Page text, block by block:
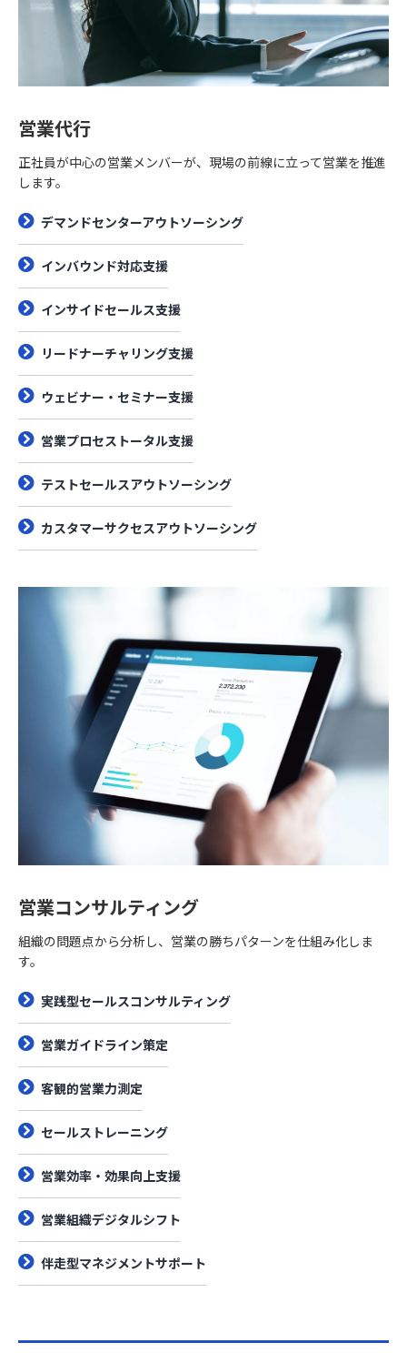
営業代行
正社員が中心の営業メンバーが、現場の前線に立って営業を推進
します。
デマンドセンターアウトソーシング
インバウンド対応支援
インサイドセールス支援
リードナーチャリング支援
ウェビナー・セミナー支援
営業プロセストータル支援
テストセールスアウトソーシング
カスタマーサクセスアウトソーシング
営業コンサルティング
組織の問題点から分析し、営業の勝ちパターンを仕組み化しま
す。
実践型セールスコンサルティング
営業ガイドライン策定
客観的営業力測定
セールストレーニング
営業効率・効果向上支援
営業組織デジタルシフト
伴走型マネジメントサポート